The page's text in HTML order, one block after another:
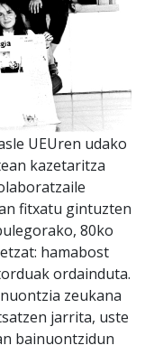
UEUren udako
kazetaritza
fitxatu gintuzten
80ko
hamabost
ordainduta.
zeukana
jarrita, uste
bainuontzidun